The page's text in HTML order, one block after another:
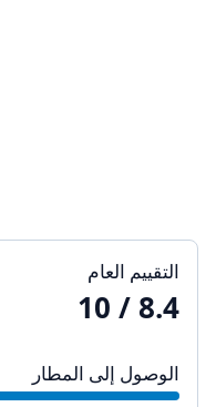
التقييم العام
8.4
/ 10
الوصول إلى المطار